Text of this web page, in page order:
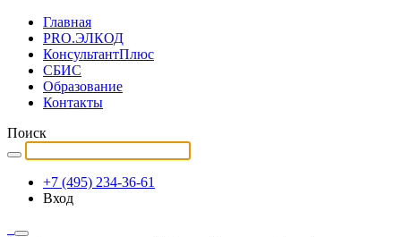
Главная
PRO.ЭЛКОД
КонсультантПлюс
СБИС
Образование
Контакты
Поиск
+7 (495) 234-36-61
Вход